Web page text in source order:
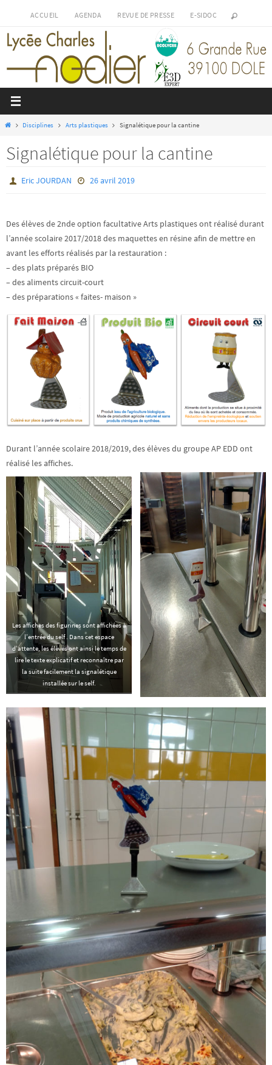
contenu
ACCUEIL AGENDA REVUE DE PRESSE E-SIDOC
HomeDisciplines Arts plastiques Signalétique pour la cantine
Signalétique pour la cantine
Eric JOURDAN 26 avril 2019
Des élèves de 2nde option facultative Arts plastiques ont réalisé durant
l’année scolaire 2017/2018 des maquettes en résine afin de mettre en
avant les efforts réalisés par la restauration :
– des plats préparés BIO
– des aliments circuit-court
– des préparations « faites- maison »
Durant l’année scolaire 2018/2019, des élèves du groupe AP EDD ont
réalisé les affiches.
Les affiches des figurines sont affichées à
l’entrée du self . Dans cet espace
d’attente, les élèves ont ainsi le temps de
lire le texte explicatif et reconnaître par
la suite facilement la signalétique
installée sur le self.